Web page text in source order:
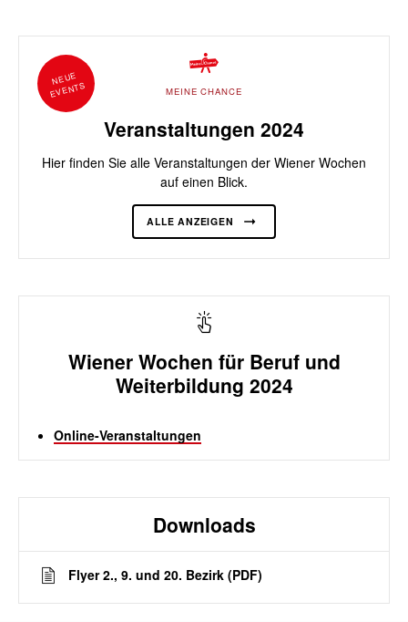
MEINE CHANCE
Veranstaltungen 2024
Hier finden Sie alle Veranstaltungen der Wiener Wochen
auf einen Blick.
ALLE ANZEIGEN
NEUE
EVENTS
Wiener Wochen für Beruf und
Weiterbildung 2024
Online-Veranstaltungen
Downloads
Flyer 2., 9. und 20. Bezirk (PDF)